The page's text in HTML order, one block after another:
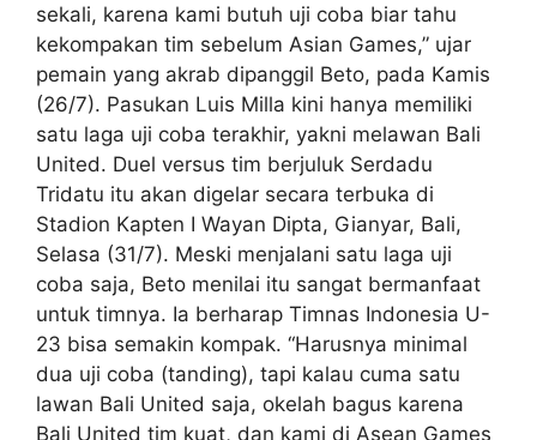
sekali, karena kami butuh uji coba biar tahu
kekompakan tim sebelum Asian Games,” ujar
pemain yang akrab dipanggil Beto, pada Kamis
(26/7). Pasukan Luis Milla kini hanya memiliki
satu laga uji coba terakhir, yakni melawan Bali
United. Duel versus tim berjuluk Serdadu
Tridatu itu akan digelar secara terbuka di
Stadion Kapten I Wayan Dipta, Gianyar, Bali,
Selasa (31/7). Meski menjalani satu laga uji
coba saja, Beto menilai itu sangat bermanfaat
untuk timnya. Ia berharap Timnas Indonesia U-
23 bisa semakin kompak. “Harusnya minimal
dua uji coba (tanding), tapi kalau cuma satu
lawan Bali United saja, okelah bagus karena
Bali United tim kuat, dan kami di Asean Games